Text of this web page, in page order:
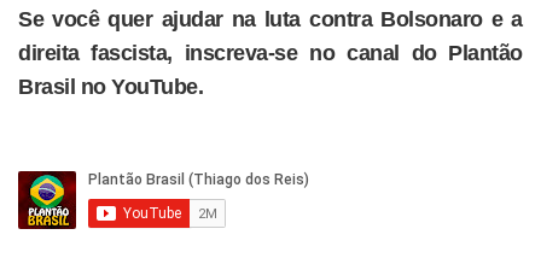
Se você quer ajudar na luta contra Bolsonaro e a
direita fascista, inscreva-se no canal do Plantão
Brasil no YouTube.